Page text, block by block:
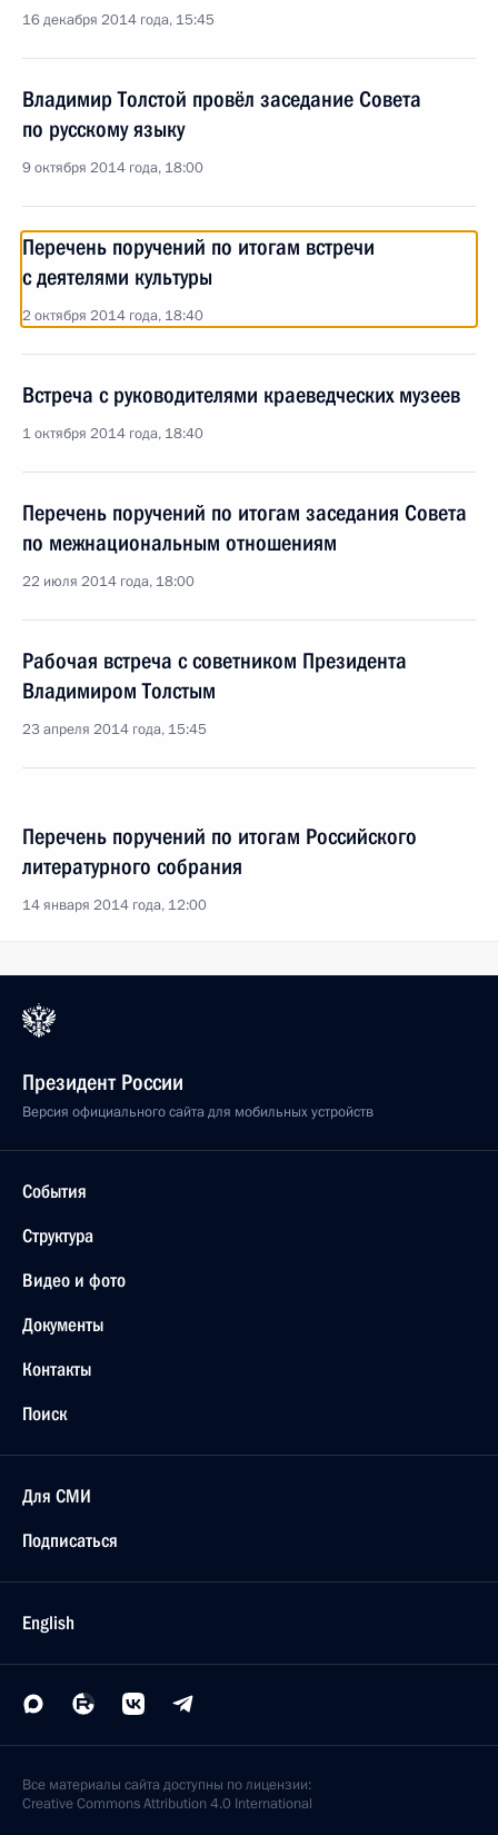
16 декабря 2014 года, 15:45
Владимир Толстой провёл заседание Совета
по русскому языку
9 октября 2014 года, 18:00
Перечень поручений по итогам встречи
с деятелями культуры
2 октября 2014 года, 18:40
Встреча с руководителями краеведческих музеев
1 октября 2014 года, 18:40
Перечень поручений по итогам заседания Совета
по межнациональным отношениям
22 июля 2014 года, 18:00
Рабочая встреча с советником Президента
Владимиром Толстым
23 апреля 2014 года, 15:45
Перечень поручений по итогам Российского
литературного собрания
14 января 2014 года, 12:00
Президент России
Версия официального сайта для мобильных устройств
События
Структура
Видео и фото
Документы
Контакты
Поиск
Для СМИ
Подписаться
English
Все материалы сайта доступны по лицензии:
Creative Commons Attribution 4.0 International